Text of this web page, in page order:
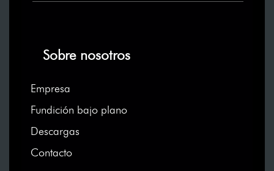
Sobre nosotros
Empresa
Fundición bajo plano
Descargas
Contacto